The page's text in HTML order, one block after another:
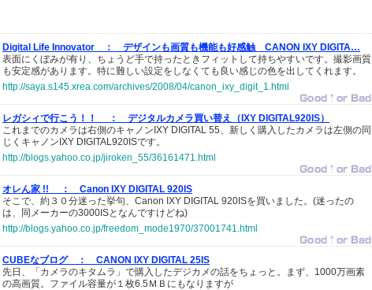
Digital Life Innovator ：
デザインも画質も機能も好感触 CANON IXY DIGITA…
表面にくぼみが有り、ちょうど手で持ったときフィットして持ちやすいです。撮影画質
も安定感があります。特に難しい設定をしなくても良い感じの色を出してくれます。
http://saya.s145.xrea.com/archives/2008/04/canon_ixy_digit_1.html
レガシィで行こう！！ ：
デジタルカメラ買い替え（IXY DIGITAL920IS）
これまでのカメラは右側のキャノンIXY DIGITAL 55、新しく購入したカメラは左側の同
じくキャノンIXY DIGITAL920ISです。
http://blogs.yahoo.co.jp/jiroken_55/36161471.html
オレん家 !! ：
Canon IXY DIGITAL 920IS
そこで、約３０分迷った挙句、Canon IXY DIGITAL 920ISを買いました。(迷ったの
は、同メーカーの3000ISとなんですけどね)
http://blogs.yahoo.co.jp/freedom_mode1970/37001741.html
CUBEなブログ ：
CANON IXY DIGITAL 25IS
先日、「カメラのキタムラ」で購入したデジカメの話をちょっと。まず、1000万画素
の高画質。ファイル容量が１枚6.5ＭＢにもなりますが